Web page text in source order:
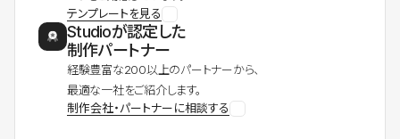
テンプレートを見る
Studioが認定した
制作パートナー
経験豊富な200以上のパートナーから、
最適な一社をご紹介します。
制作会社・パートナーに相談する